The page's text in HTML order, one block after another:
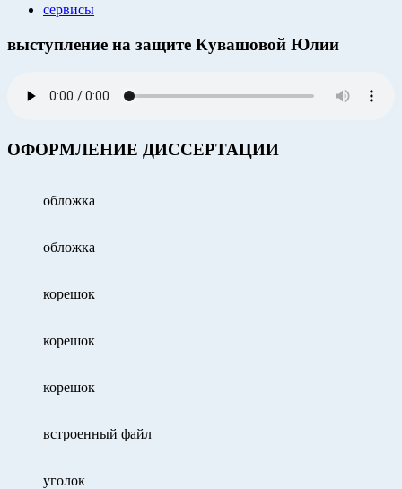
сервисы
выступление на защите Кувашовой Юлии
ОФОРМЛЕНИЕ ДИССЕРТАЦИИ
обложка
обложка
корешок
корешок
корешок
встроенный файл
уголок